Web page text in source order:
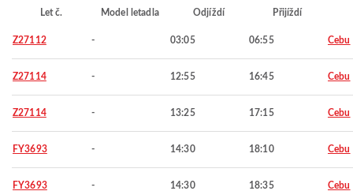
Let č. Model letadla Odjíždí Přijíždí
Z27112 - 03:05 06:55 Cebu
Z27114 - 12:55 16:45 Cebu
Z27114 - 13:25 17:15 Cebu
FY3693 - 14:30 18:10 Cebu
FY3693 - 14:30 18:35 Cebu